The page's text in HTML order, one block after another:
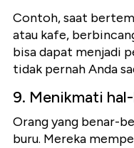
Contoh, saat
atau kafe,
bisa dapat menjadi
tidak pernah Anda
9. Menikmati
Orang yang benar-
buru. Mereka